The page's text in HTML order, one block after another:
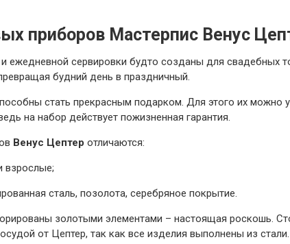
приборов Мастерпис Венус
ежедневной сервировки будто созданы для свадебных
будний день в праздничный.
стать прекрасным подарком. Для этого их можно
на набор действует пожизненная гарантия.
Венус Цептер отличаются:
взрослые;
сталь, позолота, серебряное покрытие.
золотыми элементами – настоящая роскошь.
от Цептер, так как все изделия выполнены из стали.